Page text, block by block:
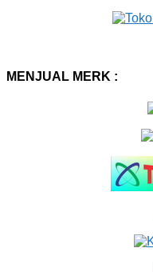
MENJUAL MERK :